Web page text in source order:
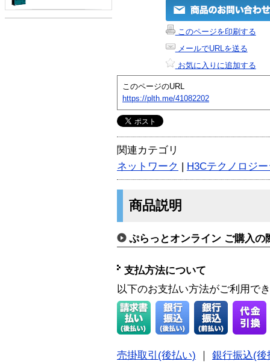
このページを印刷する
メールでURLを送る
お気に入りに追加する
このページのURL
https://plth.me/41082202
関連カテゴリ
ネットワーク | H3Cテクノロジ
商品説明
ぷらっとオンライン ご購入の
支払方法について
以下のお支払い方法がご利用で
売掛取引(後払い)
銀行振込(後